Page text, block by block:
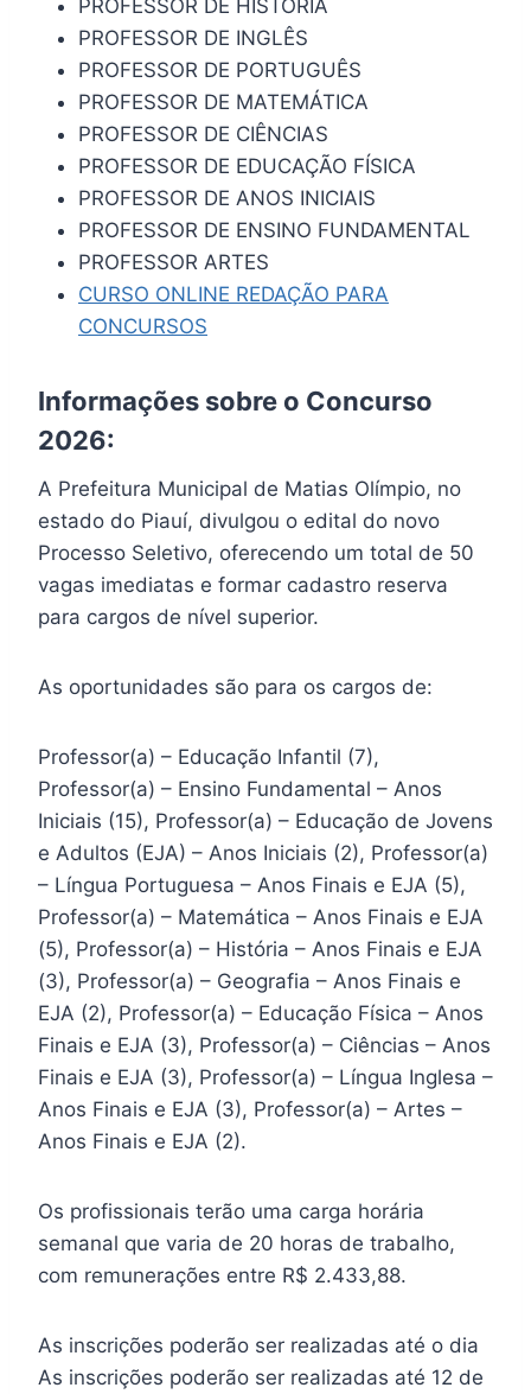
PROFESSOR DE HISTÓRIA
PROFESSOR DE INGLÊS
PROFESSOR DE PORTUGUÊS
PROFESSOR DE MATEMÁTICA
PROFESSOR DE CIÊNCIAS
PROFESSOR DE EDUCAÇÃO FÍSICA
PROFESSOR DE ANOS INICIAIS
PROFESSOR DE ENSINO FUNDAMENTAL
PROFESSOR ARTES
CURSO ONLINE REDAÇÃO PARA
CONCURSOS
Informações sobre o Concurso
2026:
A Prefeitura Municipal de Matias Olímpio, no
estado do Piauí, divulgou o edital do novo
Processo Seletivo, oferecendo um total de 50
vagas imediatas e formar cadastro reserva
para cargos de nível superior.
As oportunidades são para os cargos de:
Professor(a) – Educação Infantil (7),
Professor(a) – Ensino Fundamental – Anos
Iniciais (15), Professor(a) – Educação de Jovens
e Adultos (EJA) – Anos Iniciais (2), Professor(a)
– Língua Portuguesa – Anos Finais e EJA (5),
Professor(a) – Matemática – Anos Finais e EJA
(5), Professor(a) – História – Anos Finais e EJA
(3), Professor(a) – Geografia – Anos Finais e
EJA (2), Professor(a) – Educação Física – Anos
Finais e EJA (3), Professor(a) – Ciências – Anos
Finais e EJA (3), Professor(a) – Língua Inglesa –
Anos Finais e EJA (3), Professor(a) – Artes –
Anos Finais e EJA (2).
Os profissionais terão uma carga horária
semanal que varia de 20 horas de trabalho,
com remunerações entre R$ 2.433,88.
As inscrições poderão ser realizadas até o dia
As inscrições poderão ser realizadas até 12 de